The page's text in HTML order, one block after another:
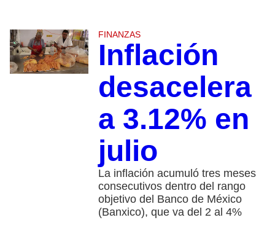
FINANZAS
Inflación
desacelera
a 3.12% en
julio
La inflación acumuló tres meses
consecutivos dentro del rango
objetivo del Banco de México
(Banxico), que va del 2 al 4%